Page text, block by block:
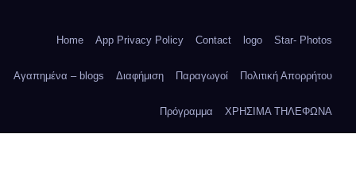
Home App Privacy Policy Contact logo Star- Photos
Αγαπημένα – blogs Διαφήμιση Παραγωγοί Πολιτική Απορρήτου
Πρόγραμμα ΧΡΗΣΙΜΑ ΤΗΛΕΦΩΝΑ